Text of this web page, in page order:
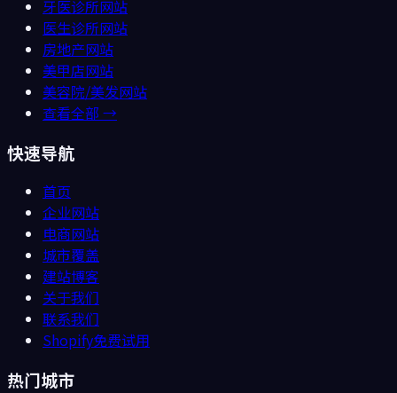
牙医诊所网站
医生诊所网站
房地产网站
美甲店网站
美容院/美发网站
查看全部 →
快速导航
首页
企业网站
电商网站
城市覆盖
建站博客
关于我们
联系我们
Shopify免费试用
热门城市